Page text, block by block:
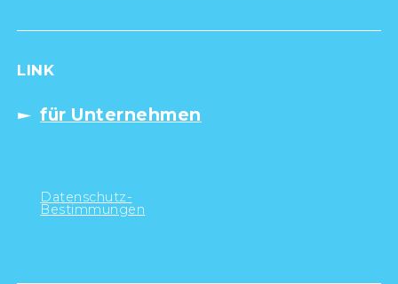
LINK
für Unternehmen
Datenschutz-
Bestimmungen